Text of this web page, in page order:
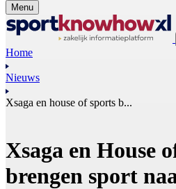
Menu
Home
Nieuws
Xsaga en house of sports b...
Xsaga en House
brengen sport